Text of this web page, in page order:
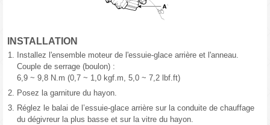
INSTALLATION
1.
Installez l'ensemble moteur de l'essuie-glace arrière et l'anneau.
Couple de serrage (boulon) :
6,9 ~ 9,8 N.m (0,7 ~ 1,0 kgf.m, 5,0 ~ 7,2 lbf.ft)
2. Posez la garniture du hayon.
3. Réglez le balai de l’essuie-glace arrière sur la conduite de chauffage
du dégivreur la plus basse et sur la vitre du hayon.